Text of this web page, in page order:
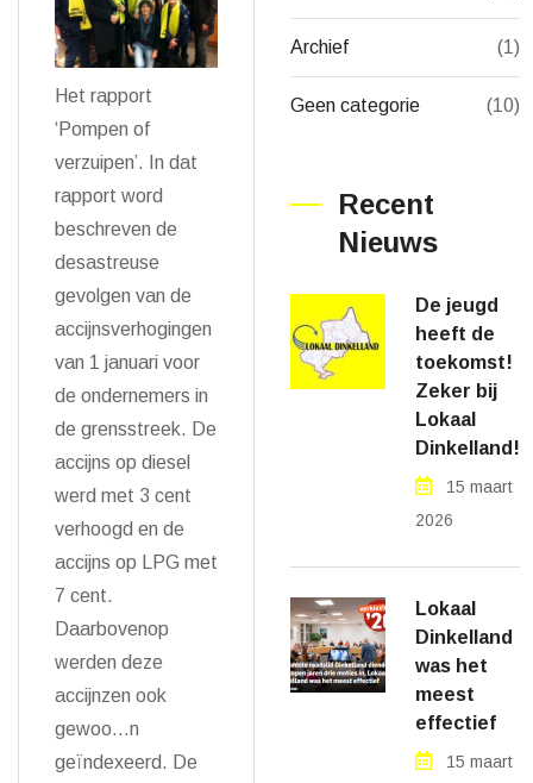
Het rapport
‘Pompen of
verzuipen’. In dat
rapport word
beschreven de
desastreuse
gevolgen van de
accijnsverhogingen
van 1 januari voor
de ondernemers in
de grensstreek. De
accijns op diesel
werd met 3 cent
verhoogd en de
accijns op LPG met
7 cent.
Daarbovenop
werden deze
accijnzen ook
gewoo…n
geïndexeerd. De
Archief (1)
Geen categorie (10)
Recent
Nieuws
De jeugd
heeft de
toekomst!
Zeker bij
Lokaal
Dinkelland!
15 maart
2026
Lokaal
Dinkelland
was het
meest
effectief
15 maart